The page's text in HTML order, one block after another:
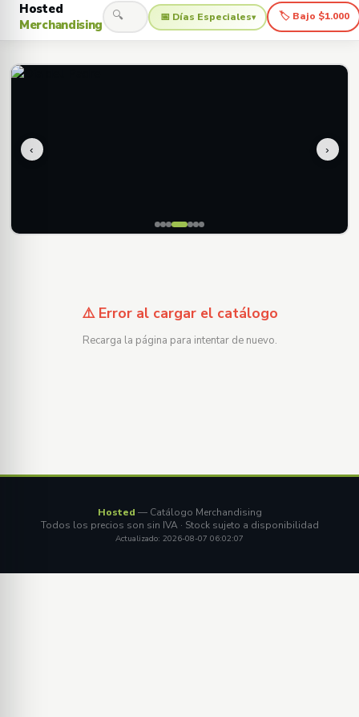
Hosted
Merchandising
🔍 📅 Días Especiales▾ 🏷 Bajo $1.000
‹ ›
⚠️ Error al cargar el catálogo
Recarga la página para intentar de nuevo.
Hosted — Catálogo Merchandising
Todos los precios son sin IVA · Stock sujeto a disponibilidad
Actualizado: 2026-08-07 06:02:07